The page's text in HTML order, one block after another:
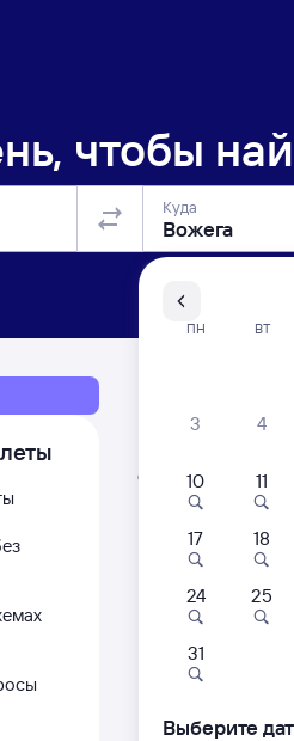
чтобы
Куда
Расписание
Открыта продажа
143Я
Мурманск
09:15
ПН ВТ
3 4
10 11
17 18
24 25
31
Выберите